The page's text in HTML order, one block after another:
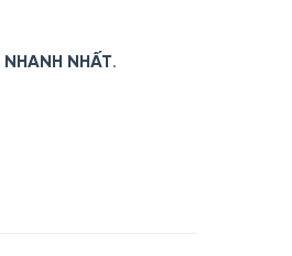
NHANH NHẤT.